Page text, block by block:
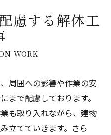
慮する解体工
WORK
周囲への影響や作業の安
まで配慮しております。
も取り入れながら、建物
立てていきます。さら